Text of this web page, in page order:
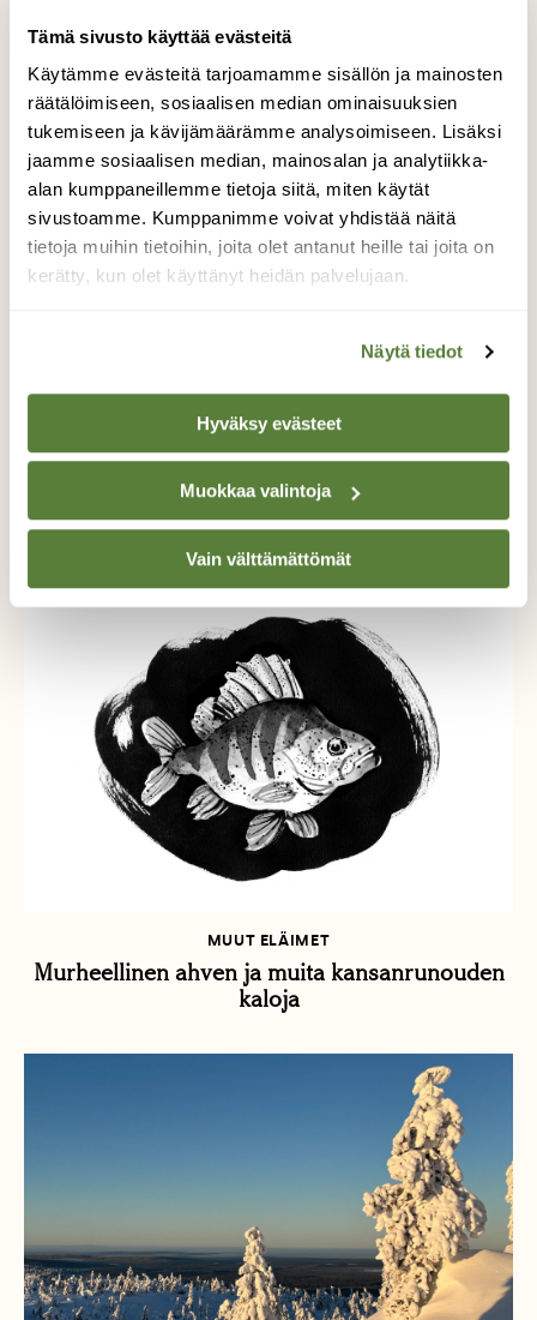
Tämä sivusto käyttää evästeitä
Käytämme evästeitä tarjoamamme sisällön ja mainosten
räätälöimiseen, sosiaalisen median ominaisuuksien
tukemiseen ja kävijämäärämme analysoimiseen. Lisäksi
jaamme sosiaalisen median, mainosalan ja analytiikka-
alan kumppaneillemme tietoja siitä, miten käytät
sivustoamme. Kumppanimme voivat yhdistää näitä
tietoja muihin tietoihin, joita olet antanut heille tai joita on
kerätty, kun olet käyttänyt heidän palvelujaan.
Näytä tiedot
Hyväksy evästeet
Muokkaa valintoja
Vain välttämättömät
Kits kiira metsään – tiedätkö, mistä kiirastorstai
on saanut nimensä?
LUONTO
Valo voittaa – kevätpäiväntasaus on tänään
kello 16:46
MUUT ELÄIMET
Murheellinen ahven ja muita kansanrunouden
kaloja